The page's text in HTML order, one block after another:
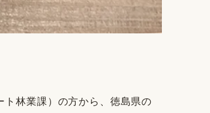
林業課）の方から、徳島県の